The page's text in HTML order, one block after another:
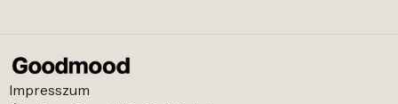
Impresszum